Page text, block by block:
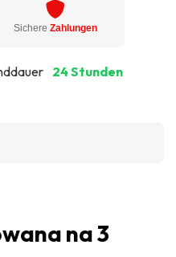
SichereZahlungen
24 Stunden
na 3